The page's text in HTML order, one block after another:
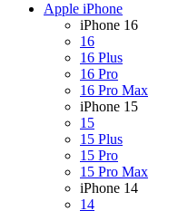
Apple iPhone
iPhone 16
16
16 Plus
16 Pro
16 Pro Max
iPhone 15
15
15 Plus
15 Pro
15 Pro Max
iPhone 14
14